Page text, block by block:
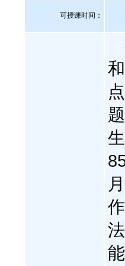
可授课时间：